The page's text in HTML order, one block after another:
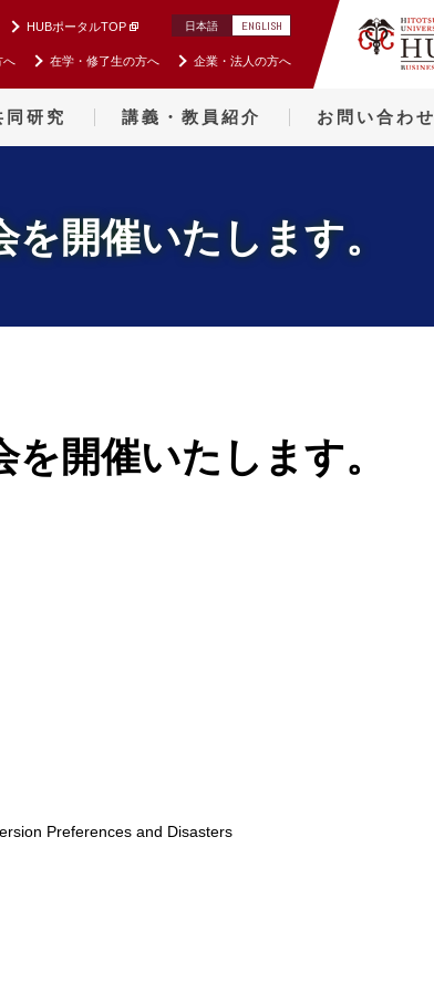
へ 在学・修了生の方へ 企業・法人の方へ
日本語 ENGLISH
HUBポータルTOP
同研究 講義・教員紹介 お問い合わせ
を開催いたします。
を開催いたします。
Preferences and Disasters